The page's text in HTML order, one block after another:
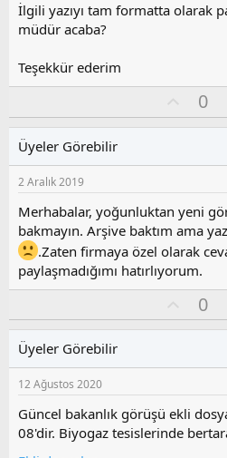
İlgili yazıyı tam formatta olarak
müdür acaba?
Teşekkür ederim
y
0
Üyeler Görebilir
2 Aralık 2019
Merhabalar, yoğunluktan yeni
bakmayın. Arşive baktım ama
.Zaten firmaya özel olarak
paylaşmadığımı hatırlıyorum.
y
0
Üyeler Görebilir
12 Ağustos 2020
Güncel bakanlık görüşü ekli
08'dir. Biyogaz tesislerinde